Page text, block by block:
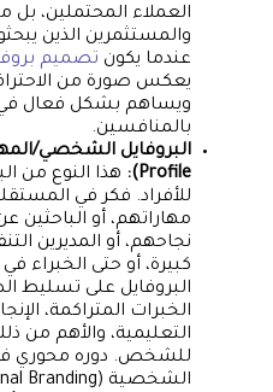
العملاء المحتملين، بل
والمستثمرين الذين
عندما يكون تصميم
يعكس صورة من
ويساهم بشكل فعال
بالمنافسين.
Profile):
هذا النوع من
للأفراد. فكر في
مهاراتهم، أو
نجاحهم، أو المديرين
كبيرة، أو حتى الخبراء
البروفايل على تسليط
الخبرات المتراكمة،
التعليمية، والأهم من
للشخص. دوره محوري في